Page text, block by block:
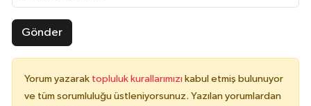
Gönder
Yorum yazarak topluluk kurallarımızı kabul etmiş bulunuyor
ve tüm sorumluluğu üstleniyorsunuz. Yazılan yorumlardan